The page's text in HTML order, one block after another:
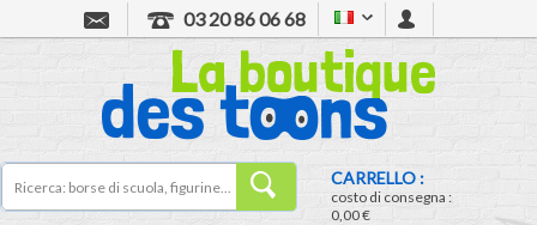
03 20 86 06 68
CARRELLO :
costo di consegna :
0,00 €